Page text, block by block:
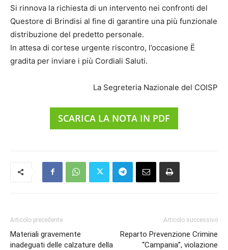
Si rinnova la richiesta di un intervento nei confronti del
Questore di Brindisi al fine di garantire una più funzionale
distribuzione del predetto personale.
In attesa di cortese urgente riscontro, l’occasione Ë
gradita per inviare i più Cordiali Saluti.
La Segreteria Nazionale del COISP
SCARICA LA NOTA IN PDF
Articolo precedente
Materiali gravemente
inadeguati delle calzature della
Articolo successivo
Reparto Prevenzione Crimine
“Campania”, violazione